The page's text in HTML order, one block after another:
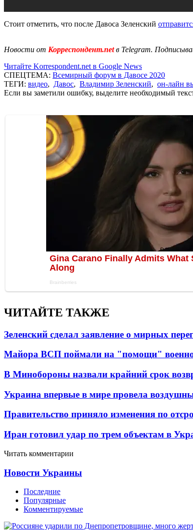
Стоит отметить, что после Давоса Зеленский
Новости от Корреспондент.netв Telegram.
Читайте Korrespondent.net в Google News
СПЕЦТЕМА: Всемирный форум в Давосе 2020
ТЕГИ: видео, Давос, Владимир Зеленский, он-лайн
Если вы заметили ошибку, выделите необходимый
ЧИТАЙТЕ ТАКЖЕ
Зеленский сделал заявление о мирных
Майора ВСП поймали на "помощи"
В Минобороны назвали крайний срок
Украина впервые в мире провела
Правительство приняло изменения по
Иран готовил удар по трем объектам в
Читать комментарии
Новости Украины
Последние
Популярные
Комментируемые